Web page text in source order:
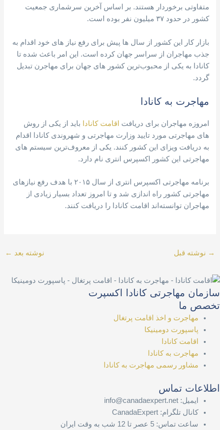
متفاوتی برخوردار هستند. بر اساس آخرین سرشماری جمعیت
کشور در حدود ۳۷ میلیون نفر بوده است.
بازار کار این کشور از سال ها پیش برای رفع نیاز های خود اقدام به
جذب مهاجران از سراسر جهان کرده است. این امر باعث شده تا
کانادا به یکی از محبوب‌ترین کشور های جهان برای مهاجرن تبدیل
گردد.
مهاجرت به کانادا
امروزه مهاجران برای دریافت اقامت کانادا
باید از یکی از روش
های مهاجرتی مورد تایید وزارت مهاجرتی و شهروندی کانادا اقدام
به دریافت ویزای این کشور کنند. یکی از معروف‌ترین سیستم های
مهاجرتی این کشور اکسپرس انتری نام دارد.
برنامه مهاجرتی اکسپرس انتری از سال ۲۰۱۵ با هدف رفع نیازهای
مهاجرتی کشور راه اندازی شد و تا امروز تعداد بسیار زیادی از
مهاجران توانسته‌اند اقامت کانادا را دریافت کنند.
→ نوشته قبل نوشته بعد ←
سازمان مهاجرتی کانادا اکسپرت
تخصص ما
مهاجرت و اخذ اقامت پرتغال
پاسپورت دومینیکا
اقامت کانادا
مهاجرت به کانادا
مشاور رسمی مهاجرت به کانادا
اطلاعات تماس
ایمیل: info@canadaexpert.net
کانال تلگرام: CanadaExpert
ساعت تماس: 5 عصر تا 12 شب به وقت ایران